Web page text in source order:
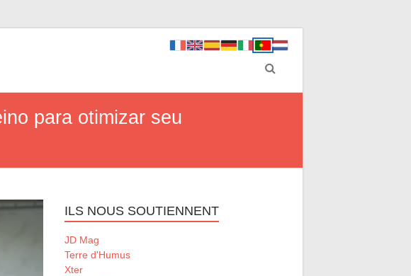
para otimizar seu
ILS NOUS SOUTIENNENT
JD Mag
Terre d'Humus
Xter